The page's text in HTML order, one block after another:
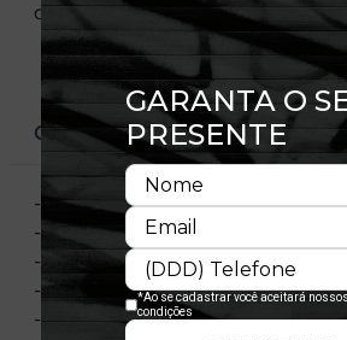
clássico e do design inovador.
CARACTERÍSTICAS
- Modelo Ajustável
- Aba curva
- Copa frontal estruturada
- Painel frontal único
- Flag bordada no lado esquerdo